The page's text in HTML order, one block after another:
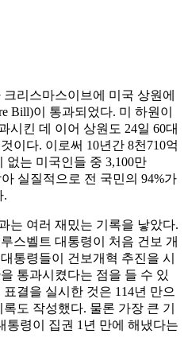
리스마스이브에 미국 상원에
Bill)이 통과되었다. 미 하원이
시킨 데 이어 상원도 24일 60대
이다. 이로써 10년간 8천710억
없는 미국인들 중 3,100만
실질적으로 전 국민의 94%가
.
는 여러 재밌는 기록을 낳았다.
스벨트 대통령이 처음 건보 개
통령들이 건보개혁 추진을 시
통과시켰다는 점을 들 수 있
결을 실시한 것은 114년 만으
도 작성했다. 물론 가장 큰 기
통령이 집권 1년 만에 해냈다는